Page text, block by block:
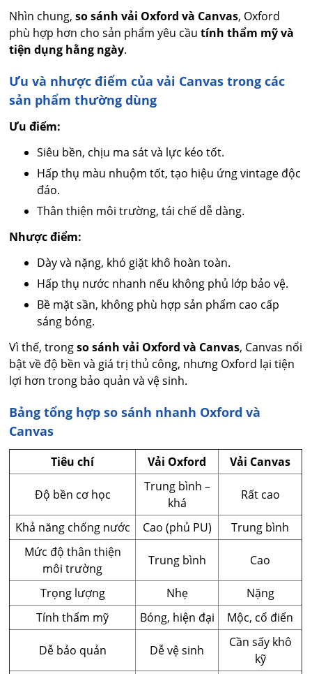
Nhìn chung,so sánh vải Oxford và Canvas, Oxford
phù hợp hơn cho sản phẩm yêu cầutính thẩm mỹ và
tiện dụng hằng ngày.
Ưu và nhược điểm của vải Canvas trong các
sản phẩm thường dùng
Ưu điểm:
Siêu bền, chịu ma sát và lực kéo tốt.
Hấp thụ màu nhuộm tốt, tạo hiệu ứng vintage độc
đáo.
Thân thiện môi trường, tái chế dễ dàng.
Nhược điểm:
Dày và nặng, khó giặt khô hoàn toàn.
Hấp thụ nước nhanh nếu không phủ lớp bảo vệ.
Bề mặt sần, không phù hợp sản phẩm cao cấp
sáng bóng.
Vì thế, trongso sánh vải Oxford và Canvas, Canvas nổi
bật về độ bền và giá trị thủ công, nhưng Oxford lại tiện
lợi hơn trong bảo quản và vệ sinh.
Bảng tổng hợp so sánh nhanh Oxford và
Canvas
Tiêu chí Vải Oxford Vải Canvas
Độ bền cơ học
Trung bình –
khá
Rất cao
Khả năng chống nước Cao (phủ PU)
Trung bình
Mức độ thân thiện
môi trường
Trung bình Cao
Trọng lượng Nhẹ
Nặng
Tính thẩm mỹ
Bóng, hiện đại Mộc, cổ điển
Dễ bảo quản Dễ vệ sinh
Cần sấy khô
kỹ